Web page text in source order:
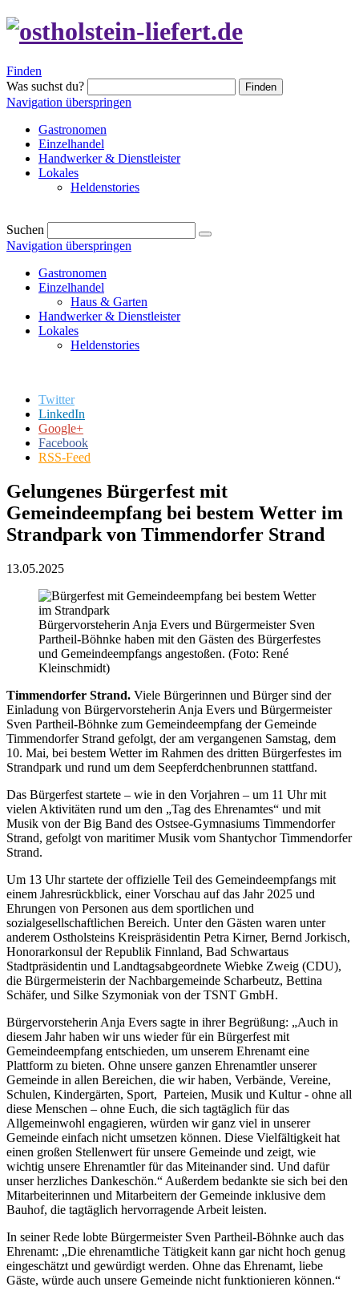
Finden
Was suchst du?
Finden
Navigation überspringen
Gastronomen
Einzelhandel
Handwerker & Dienstleister
Lokales
Heldenstories
Suchen
Navigation überspringen
Gastronomen
Einzelhandel
Haus & Garten
Handwerker & Dienstleister
Lokales
Heldenstories
Twitter
LinkedIn
Google+
Facebook
RSS-Feed
Gelungenes Bürgerfest mit
Gemeindeempfang bei bestem Wetter im
Strandpark von Timmendorfer Strand
13.05.2025
Bürgervorsteherin Anja Evers und Bürgermeister Sven
Partheil-Böhnke haben mit den Gästen des Bürgerfestes
und Gemeindeempfangs angestoßen. (Foto: René
Kleinschmidt)
Timmendorfer Strand. Viele Bürgerinnen und Bürger sind der
Einladung von Bürgervorsteherin Anja Evers und Bürgermeister
Sven Partheil-Böhnke zum Gemeindeempfang der Gemeinde
Timmendorfer Strand gefolgt, der am vergangenen Samstag, dem
10. Mai, bei bestem Wetter im Rahmen des dritten Bürgerfestes im
Strandpark und rund um dem See­pferdchenbrunnen stattfand.
Das Bürgerfest startete – wie in den Vorjahren – um 11 Uhr mit
vielen Aktivitäten rund um den „Tag des Ehrenamtes“ und mit
Musik von der Big Band des Ostsee-Gymnasiums Timmendorfer
Strand, gefolgt von maritimer Musik vom Shantychor Timmendorfer
Strand.
Um 13 Uhr startete der offizielle Teil des Gemeindeempfangs mit
einem Jahresrückblick, einer Vorschau auf das Jahr 2025 und
Ehrungen von Personen aus dem sportlichen und
sozialgesellschaftlichen Bereich. Unter den Gästen waren unter
anderem Ostholsteins Kreispräsidentin Petra Kirner, Bernd Jorkisch,
Honorarkonsul der Republik Finnland, Bad Schwartaus
Stadtpräsidentin und Landtagsabgeordnete Wiebke Zweig (CDU),
die Bürgermeisterin der Nachbargemeinde Scharbeutz, Bettina
Schäfer, und Silke Szymoniak von der TSNT GmbH.
Bürgervorsteherin Anja Evers sagte in ihrer Begrüßung: „Auch in
diesem Jahr haben wir uns wieder für ein Bürgerfest mit
Gemeindeempfang entschieden, um unserem Ehrenamt eine
Plattform zu bieten. Ohne unsere ganzen Ehrenamtler unserer
Gemeinde in allen Bereichen, die wir haben, Verbände, Vereine,
Schulen, Kindergärten, Sport, Parteien, Musik und Kultur - ohne all
diese Menschen – ohne Euch, die sich tagtäglich für das
Allgemeinwohl engagieren, würden wir ganz viel in unserer
Gemeinde einfach nicht umsetzen können. Diese Vielfältigkeit hat
einen großen Stellenwert für unsere Gemeinde und zeigt, wie
wichtig unsere Ehrenamtler für das Miteinander sind. Und dafür
unser herzliches Dankeschön.“ Außerdem bedankte sie sich bei den
Mitarbeiterinnen und Mitarbeitern der Gemeinde inklusive dem
Bauhof, die tagtäglich hervorragende Arbeit leisten.
In seiner Rede lobte Bürgermeister Sven Partheil-Böhnke auch das
Ehrenamt: „Die ehrenamtliche Tätigkeit kann gar nicht hoch genug
eingeschätzt und gewürdigt werden. Ohne das Ehrenamt, liebe
Gäste, würde auch unsere Gemeinde nicht funktionieren können.“